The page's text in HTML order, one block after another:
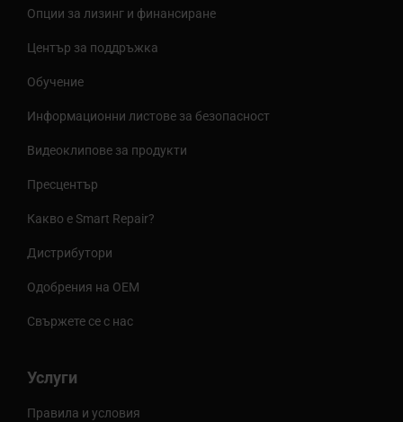
Опции за лизинг и финансиране
Център за поддръжка
Обучение
Информационни листове за безопасност
Видеоклипове за продукти
Пресцентър
Какво е Smart Repair?
Дистрибутори
Одобрения на OEM
Свържете се с нас
Услуги
Правила и условия